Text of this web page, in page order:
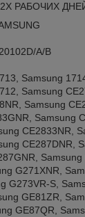
РАБОЧИХ
A/B
Samsung
Samsung
Samsung
Samsung
CE2833NR,
CE287DNR,
Samsung
G271XNR,
G273VR-S,
GE81ZR,
GE87QR,